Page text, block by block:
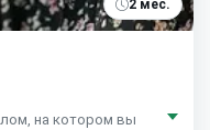
2 мес.
на котором вы